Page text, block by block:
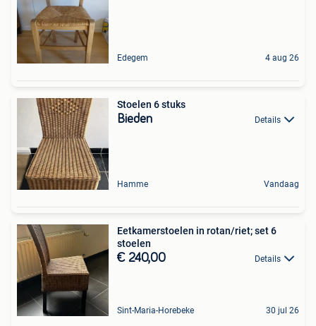
Edegem 4 aug 26
Stoelen 6 stuks
Bieden Details
Hamme Vandaag
Eetkamerstoelen in rotan/riet; set 6
stoelen
€ 240,00 Details
Sint-Maria-Horebeke 30 jul 26